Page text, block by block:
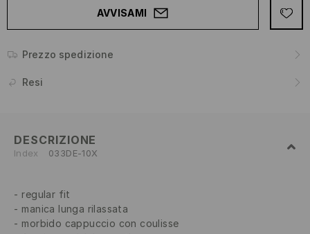
AVVISAMI
Prezzo spedizione
Resi
DESCRIZIONE
Index 033DE-10X
regular fit
manica lunga rilassata
morbido cappuccio con coulisse